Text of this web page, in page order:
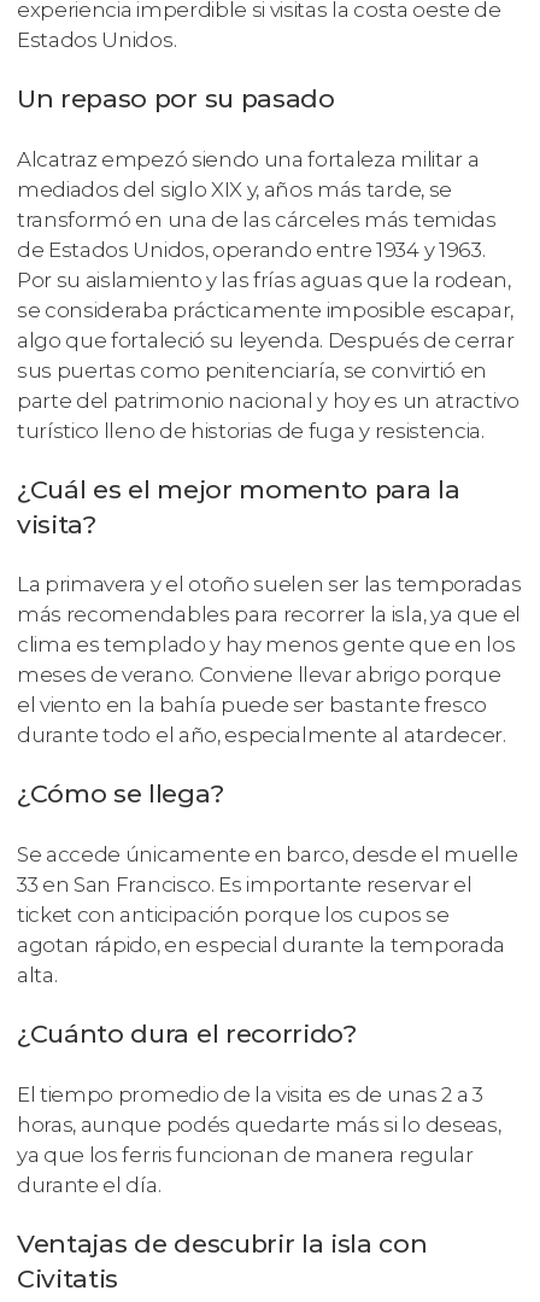
experiencia imperdible si visitas la costa oeste de
Estados Unidos.
Un repaso por su pasado
Alcatraz empezó siendo una fortaleza militar a
mediados del siglo XIX y, años más tarde, se
transformó en una de las cárceles más temidas
de Estados Unidos, operando entre 1934 y 1963.
Por su aislamiento y las frías aguas que la rodean,
se consideraba prácticamente imposible escapar,
algo que fortaleció su leyenda. Después de cerrar
sus puertas como penitenciaría, se convirtió en
parte del patrimonio nacional y hoy es un atractivo
turístico lleno de historias de fuga y resistencia.
¿Cuál es el mejor momento para la
visita?
La primavera y el otoño suelen ser las temporadas
más recomendables para recorrer la isla, ya que el
clima es templado y hay menos gente que en los
meses de verano. Conviene llevar abrigo porque
el viento en la bahía puede ser bastante fresco
durante todo el año, especialmente al atardecer.
¿Cómo se llega?
Se accede únicamente en barco, desde el muelle
33 en San Francisco. Es importante reservar el
ticket con anticipación porque los cupos se
agotan rápido, en especial durante la temporada
alta.
¿Cuánto dura el recorrido?
El tiempo promedio de la visita es de unas 2 a 3
horas, aunque podés quedarte más si lo deseas,
ya que los ferris funcionan de manera regular
durante el día.
Ventajas de descubrir la isla con
Civitatis